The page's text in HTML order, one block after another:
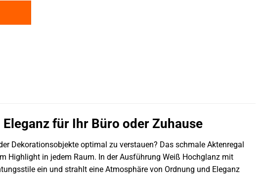
für Ihr Büro oder Zuhause
Dekorationsobjekte optimal zu verstauen? Das schmale Aktenregal
Highlight in jedem Raum. In der Ausführung Weiß Hochglanz mit
ein und strahlt eine Atmosphäre von Ordnung und Eleganz